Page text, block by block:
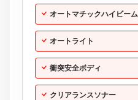
オートマチックハイビーム
オートライト
衝突安全ボディ
クリアランスソナー